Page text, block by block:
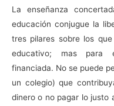
La enseñanza
educación conjugue la
tres pilares sobre los
educativo; mas para
financiada. No se puede
un colegio) que
dinero o no pagar lo justo